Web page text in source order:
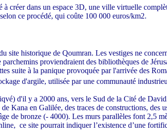
créer dans un espace 3D, une ville virtuelle
ce procédé, qui coûte 100 000 euros/km2.
historique de Qoumran. Les vestiges ne
proviendraient des bibliothèques de
suite à la panique provoquée par l'arrivée des
d'argile, utilisée par une communauté
d'il y a 2000 ans, vers le Sud de la Cité de
Kana en Galilée, des traces de constructions, des
de bronze (- 4000). Les murs parallèles font 2,5
ce site pourrait indiquer l’existence d’une